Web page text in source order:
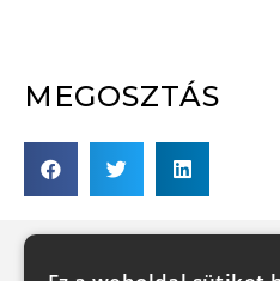
MEGOSZTÁS